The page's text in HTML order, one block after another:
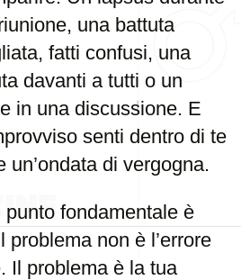
una battuta
fatti confusi, una
davanti a tutti o un
in una discussione. E
senti dentro di te
un’ondata di vergogna.
punto fondamentale è
problema non è l’errore
Il problema è la tua